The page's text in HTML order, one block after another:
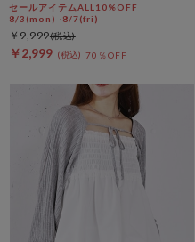
セールアイテムALL10%OFF
8/3(mon)~8/7(fri)
￥2,999 70％OFF
￥9,999